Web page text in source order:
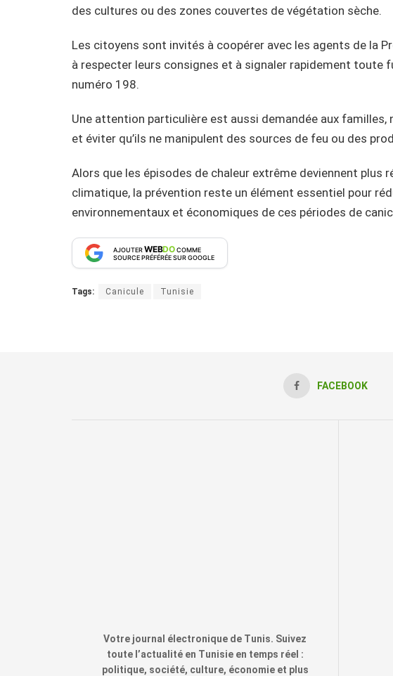
des cultures ou des zones couvertes de végétation sèche.
Les citoyens sont invités à coopérer avec les agents de la
à respecter leurs consignes et à signaler rapidement toute
numéro 198.
Une attention particulière est aussi demandée aux
et éviter qu’ils ne manipulent des sources de feu ou des
Alors que les épisodes de chaleur extrême deviennent plus
climatique, la prévention reste un élément essentiel pour
environnementaux et économiques de ces périodes de
AJOUTERWEBDOCOMME
SOURCE PRÉFÉRÉE SUR GOOGLE
Tags: Canicule Tunisie
FACEBOOK
Votre journal électronique de Tunis. Suivez
toute l’actualité en Tunisie en temps réel :
politique, société, culture, économie et plus